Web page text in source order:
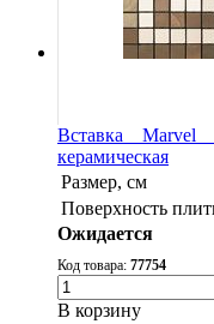
Вставка Marvel
керамическая
Размер, см
Поверхность
Ожидается
Код товара: 77754
В корзину